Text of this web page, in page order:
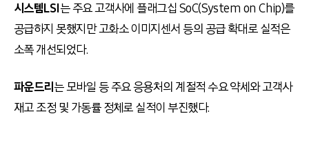
시스템LSI는 주요 고객사에 플래그십 SoC(System on Chip)를
공급하지 못했지만 고화소 이미지센서 등의 공급 확대로 실적은
소폭 개선되었다.
파운드리는 모바일 등 주요 응용처의 계절적 수요 약세와 고객사
재고 조정 및 가동률 정체로 실적이 부진했다.